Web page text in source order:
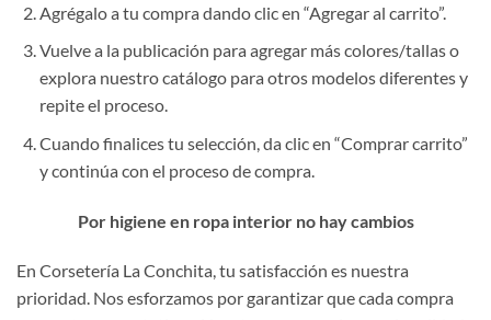
Agrégalo a tu compra dando clic en “Agregar al carrito”.
Vuelve a la publicación para agregar más colores/tallas o
explora nuestro catálogo para otros modelos diferentes y
repite el proceso.
Cuando finalices tu selección, da clic en “Comprar carrito”
y continúa con el proceso de compra.
Por higiene en ropa interior no hay cambios
En Corsetería La Conchita, tu satisfacción es nuestra
prioridad. Nos esforzamos por garantizar que cada compra